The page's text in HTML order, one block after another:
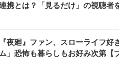
携とは？「見るだけ」の視聴者
夜廻』ファン、スローライフ
」恐怖も暮らしもお好み次第【